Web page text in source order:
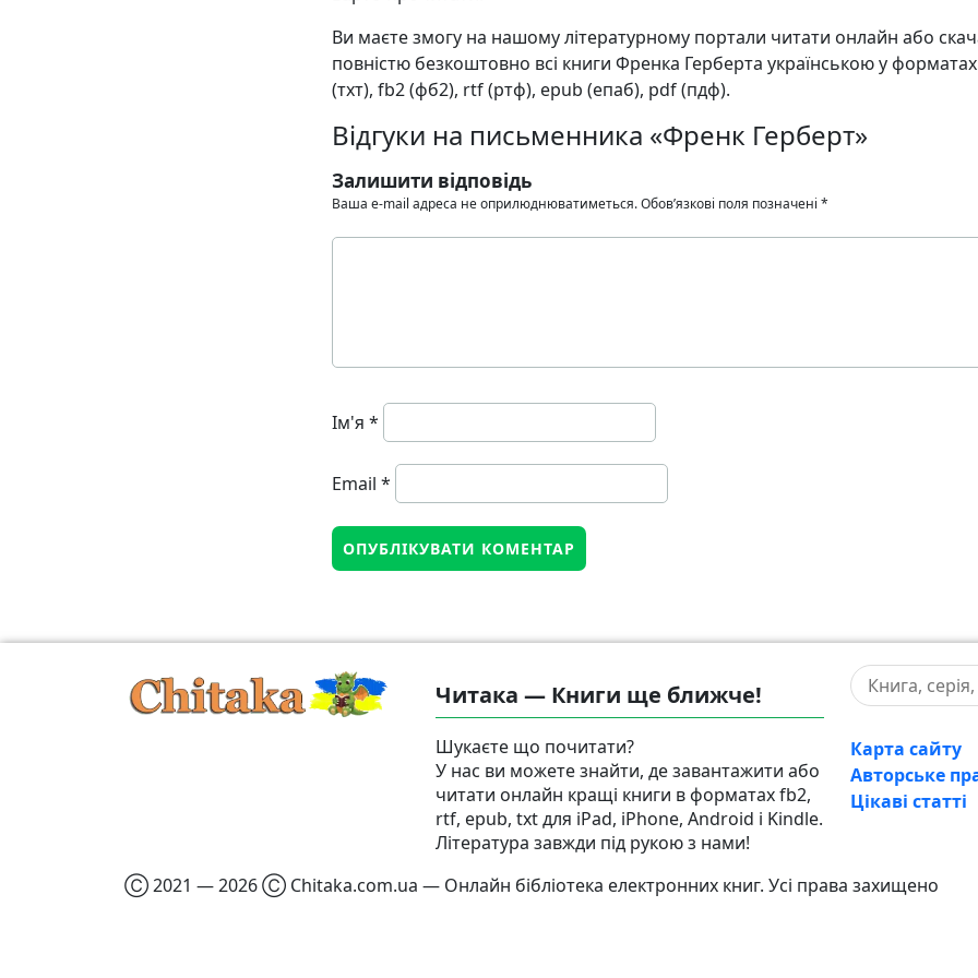
Ви маєте змогу на нашому літературному портали читати онлайн або
повністю безкоштовно всі книги Френка Герберта українською у
(тхт), fb2 (фб2), rtf (ртф), epub (епаб), pdf (пдф).
Відгуки на письменника «Френк Герберт»
Залишити відповідь
Ваша e-mail адреса не оприлюднюватиметься.Обов’язкові поля позначені *
Ім'я *
Email *
Читака — Книги ще ближче!
Шукаєте що почитати?
У нас ви можете знайти, де завантажити або
читати онлайн кращі книги в форматах fb2,
rtf, epub, txt для iPad, iPhone, Android і Kindle.
Література завжди під рукою з нами!
Карта сайту
Авторське
Цікаві статті
Ⓒ 2021 — 2026 Ⓒ Chitaka.com.ua — Онлайн бібліотека електронних книг. Усі права захищено